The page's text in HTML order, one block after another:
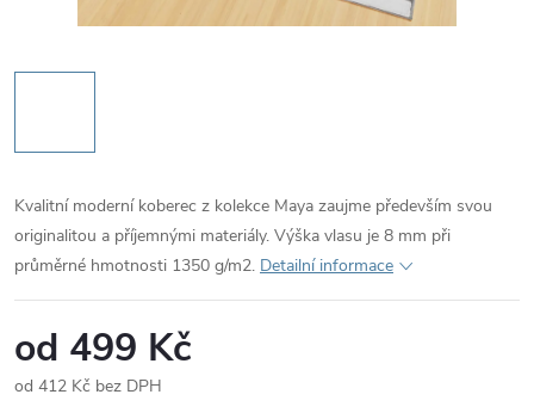
Kvalitní moderní koberec z kolekce Maya zaujme především svou
originalitou a příjemnými materiály. Výška vlasu je 8 mm při
průměrné hmotnosti 1350 g/m2. Detailní informace
od 499 Kč
od 412 Kč bez DPH